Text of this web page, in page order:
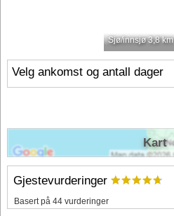
Sjø/innsjø 3,8 km
Velg ankomst og antall dager
Gjestevurderinger
Basert på 44 vurderinger
Kart